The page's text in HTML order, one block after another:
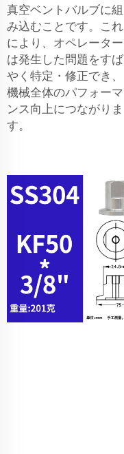
真空ベントバルブに組
み込むことです。これ
により、オペレーター
は発生した問題をすば
やく特定・修正でき、
機械全体のパフォーマ
ンス向上につながりま
す。